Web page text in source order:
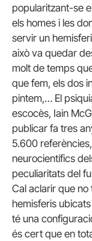
popularitzant-se
els homes i les
servir un
això va quedar
molt de temps
que fem, els dos
pintem,… El
escocès, Iain
publicar fa tres
5.600
neurocientífics
peculiaritats del
Cal aclarir que no
hemisferis
té una
és cert que en